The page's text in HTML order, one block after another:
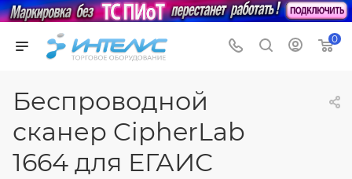
0
Беспроводной
сканер CipherLab
1664 для ЕГАИС